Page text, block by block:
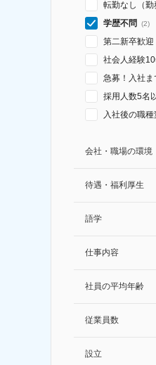
転勤なし（勤
学歴不問 (2)
第二新卒歓迎
社会人経験
急募！入社ま
採用人数5名
入社後の職種
会社・職場の環境
待遇・福利厚生
語学
仕事内容
社員の平均年齢
従業員数
設立
気になる